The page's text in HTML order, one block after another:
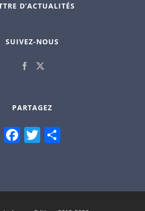
D’ACTUALITÉS
SUIVEZ-NOUS
PARTAGEZ
Facebook
Twitter